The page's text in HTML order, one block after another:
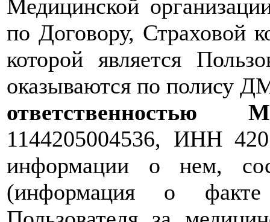
Медицинской
по Договору, Страховой
которой является
оказываются по полису
1144205004536, ИНН
информации о нем,
(информация о